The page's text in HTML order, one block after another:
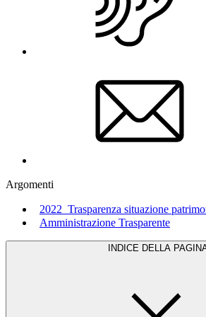
Argomenti
2022_Trasparenza situazione
Amministrazione Trasparente
INDICE DELLA